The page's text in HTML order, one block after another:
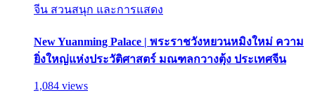
จีน สวนสนุก และการแสดง
New Yuanming Palace | พระราชวังหยวนหมิงใหม่ ความ
ยิ่งใหญ่แห่งประวัติศาสตร์ มณฑลกวางตุ้ง ประเทศจีน
1,084 views